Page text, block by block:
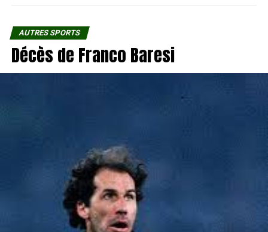
AUTRES SPORTS
Décès de Franco Baresi